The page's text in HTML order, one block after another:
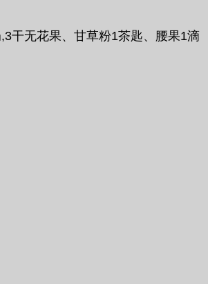
干无花果、甘草粉1茶匙、腰果1滴